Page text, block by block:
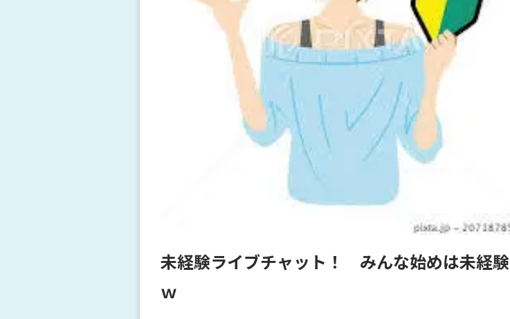
未経験ライブチャット！ みんな始めは未経験
ｗ